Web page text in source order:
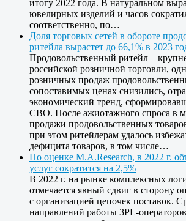
итогу 2022 года. В натуральном
ювелирных изделий и часов
соответственно, по…
Доля торговых сетей в обороте
ритейла вырастет до 66,1% в 2023
Продовольственный ритейл –
российской розничной торговли,
розничных продаж
сопоставимых ценах снизились,
экономический тренд,
СВО. После ажиотажного спроса в
продажи продовольственных
при этом ритейлерам удалось
дефицита товаров, в том числе…
По оценке M.A.Research, в 2022 г.
услуг сократится на 2,5%
В 2022 г. на рынке комплексных
отмечается явный сдвиг в сторону
с организацией цепочек поставок.
направлений работы 3PL-